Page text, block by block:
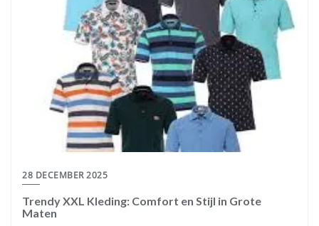
28 DECEMBER 2025
Trendy XXL Kleding: Comfort en Stijl in Grote
Maten